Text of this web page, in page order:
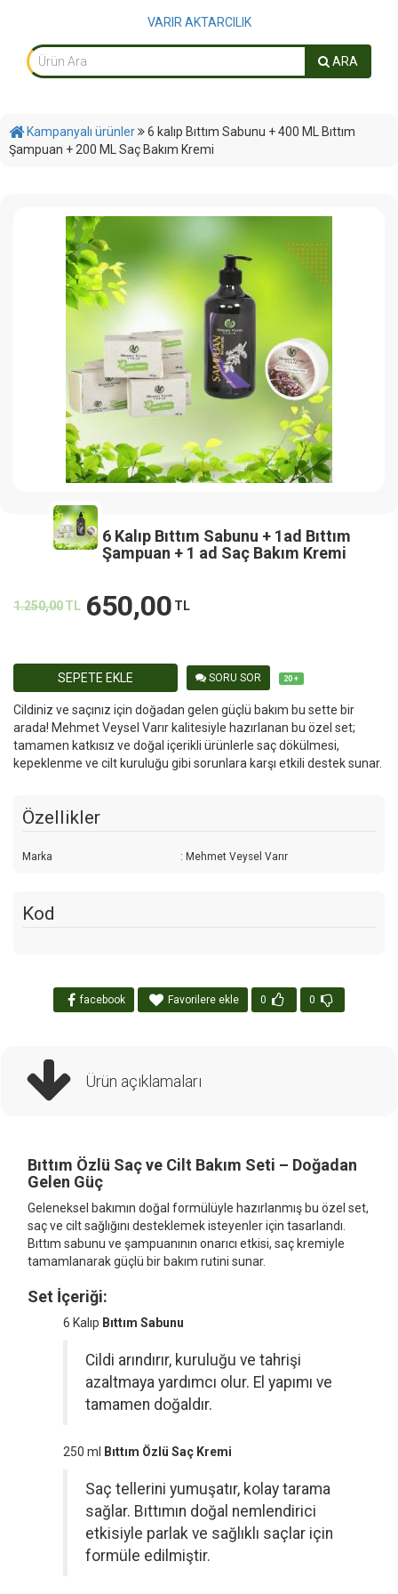
VARIR AKTARCILIK
ARA
Kampanyalı ürünler
6 kalıp Bıttım Sabunu + 400 ML Bıttım
Şampuan + 200 ML Saç Bakım Kremi
6 Kalıp Bıttım Sabunu + 1ad Bıttım
Şampuan + 1 ad Saç Bakım Kremi
1.250,00TL 650,00 TL
SEPETE EKLE SORU SOR 20 +
Cildiniz ve saçınız için doğadan gelen güçlü bakım bu sette bir
arada! Mehmet Veysel Varır kalitesiyle hazırlanan bu özel set;
tamamen katkısız ve doğal içerikli ürünlerle saç dökülmesi,
kepeklenme ve cilt kuruluğu gibi sorunlara karşı etkili destek sunar.
Özellikler
Marka : Mehmet Veysel Varır
Kod
facebook Favorilere ekle 0 0
Ürün açıklamaları
Bıttım Özlü Saç ve Cilt Bakım Seti – Doğadan
Gelen Güç
Geleneksel bakımın doğal formülüyle hazırlanmış bu özel set,
saç ve cilt sağlığını desteklemek isteyenler için tasarlandı.
Bıttım sabunu ve şampuanının onarıcı etkisi, saç kremiyle
tamamlanarak güçlü bir bakım rutini sunar.
Set İçeriği:
6 Kalıp Bıttım Sabunu
Cildi arındırır, kuruluğu ve tahrişi
azaltmaya yardımcı olur. El yapımı ve
tamamen doğaldır.
250 ml Bıttım Özlü Saç Kremi
Saç tellerini yumuşatır, kolay tarama
sağlar. Bıttımın doğal nemlendirici
etkisiyle parlak ve sağlıklı saçlar için
formüle edilmiştir.